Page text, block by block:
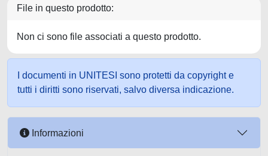
File in questo prodotto:
Non ci sono file associati a questo prodotto.
I documenti in UNITESI sono protetti da copyright e
tutti i diritti sono riservati, salvo diversa indicazione.
Informazioni